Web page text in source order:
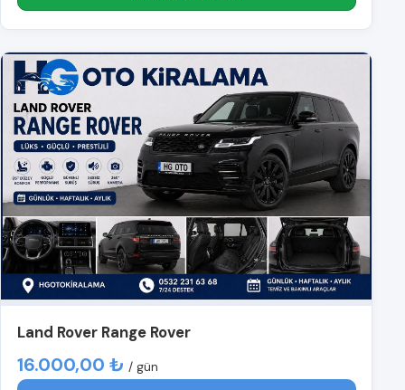
Land Rover Range Rover
16.000,00 ₺ / gün